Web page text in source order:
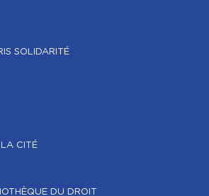
SOLIDARITÉ
CITÉ
DU DROIT